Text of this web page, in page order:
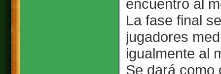
encuentro al
La fase final
jugadores
igualmente al
Se dará como